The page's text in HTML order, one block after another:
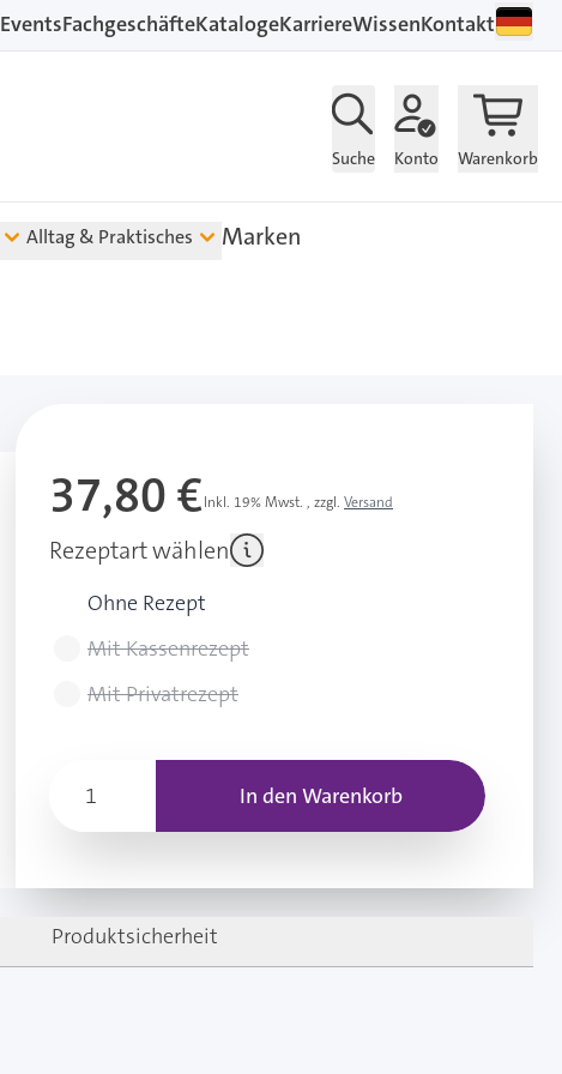
EventsFachgeschäfteKatalogeKarriereWissenKontakt
Suche Konto Warenkorb
Alltag & Praktisches Marken
37,80 €Inkl. 19% Mwst. , zzgl. Versand
Rezeptart wählen
Ohne Rezept
Mit Kassenrezept
Mit Privatrezept
In den Warenkorb
Produktsicherheit